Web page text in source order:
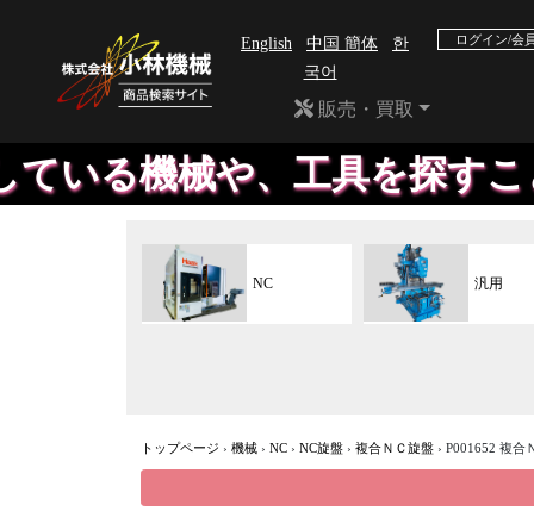
English 中国 簡体
한
국어
ログイン/会
販売・買取
具を探すこともいたしま
NC 汎用
トップページ › 機械 › NC › NC旋盤 › 複合ＮＣ旋盤 › P001652 複合